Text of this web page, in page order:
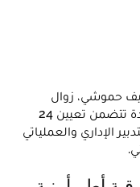
حموشي، زوال
الأربعاء 6 غشت الجاري، على قائمة جديدة تتضمن تعيين 24
الإداري والعملياتي